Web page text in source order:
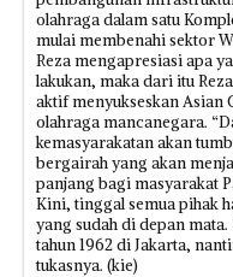
olahraga dalam satu
mulai membenahi sektor
Reza mengapresiasi apa
lakukan, maka dari itu
aktif menyukseskan Asian
olahraga mancanegara.
kemasyarakatan akan
bergairah yang akan
panjang bagi masyarakat
Kini, tinggal semua pihak
yang sudah di depan
tahun 1962 di Jakarta,
tukasnya. (kie)